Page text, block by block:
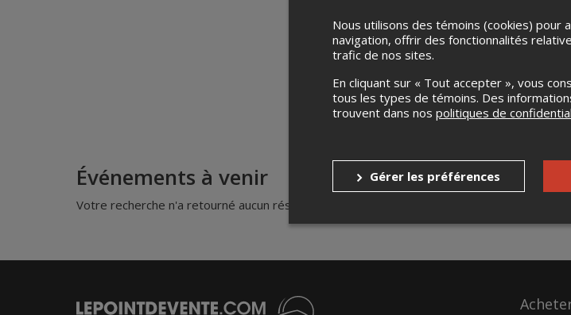
Événements à venir
Votre recherche n'a retourné aucun résultat.
Nous utilisons des témoins (cookies) pour
navigation, offrir des fonctionnalités
trafic de nos sites.
En cliquant sur « Tout accepter », vous
tous les types de témoins. Des
trouvent dans nos politiques de
Gérer les préférences